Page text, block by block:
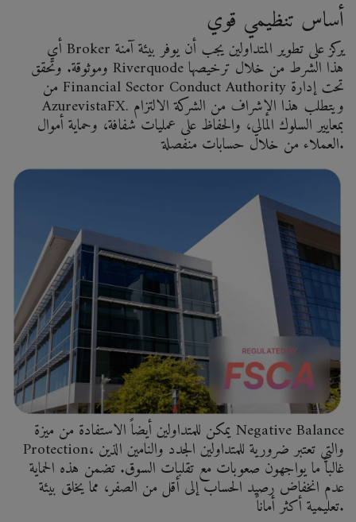
أساس تنظيمي قوي
أي Broker يركز على تطوير المتداولين يجب أن يوفر بيئة آمنة
وموثوقة. وتحقق Riverquode هذا الشرط من خلال ترخيصها
من Financial Sector Conduct Authority تحت إدارة
AzurevistaFX. ويتطلب هذا الإشراف من الشركة الالتزام
بمعايير السلوك المالي، والحفاظ على عمليات شفافة، وحماية أموال
العملاء من خلال حسابات منفصلة.
يمكن للمتداولين أيضاً الاستفادة من ميزة Negative Balance
Protection، والتي تعتبر ضرورية للمتداولين الجدد والنامين الذين
غالباً ما يواجهون صعوبات مع تقلبات السوق. تضمن هذه الحماية
عدم انخفاض رصيد الحساب إلى أقل من الصفر، مما يخلق بيئة
تعليمية أكثر أماناً.